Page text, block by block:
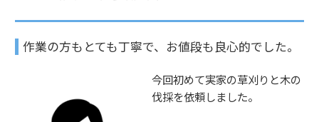
o
o
k
作業の方もとても丁寧で、お値段も良心的でした。
今回初めて実家の草刈りと木の
伐採を依頼しました。